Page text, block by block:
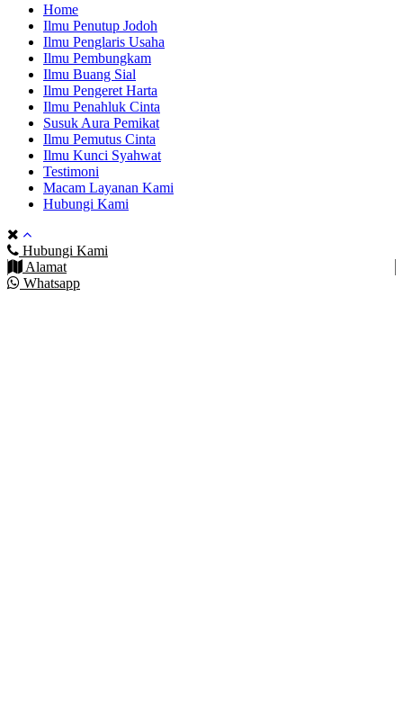
Home
Ilmu Penutup Jodoh
Ilmu Penglaris Usaha
Ilmu Pembungkam
Ilmu Buang Sial
Ilmu Pengeret Harta
Ilmu Penahluk Cinta
Susuk Aura Pemikat
Ilmu Pemutus Cinta
Ilmu Kunci Syahwat
Testimoni
Macam Layanan Kami
Hubungi Kami
Hubungi Kami
Alamat
Whatsapp